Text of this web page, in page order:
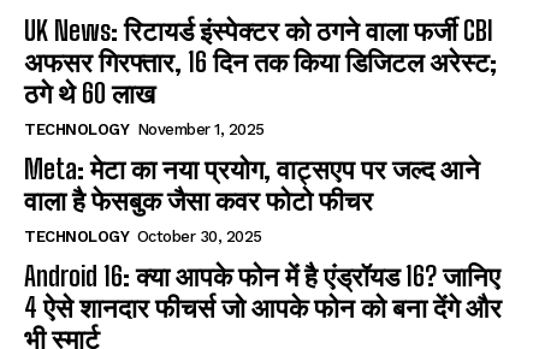
UK News: रिटायर्ड इंस्पेक्टर को ठगने वाला फर्जी CBI
अफसर गिरफ्तार, 16 दिन तक किया डिजिटल अरेस्ट;
ठगे थे 60 लाख
TECHNOLOGY November 1, 2025
Meta: मेटा का नया प्रयोग, वाट्सएप पर जल्द आने
वाला है फेसबुक जैसा कवर फोटो फीचर
TECHNOLOGY October 30, 2025
Android 16: क्या आपके फोन में है एंड्रॉयड 16? जानिए
4 ऐसे शानदार फीचर्स जो आपके फोन को बना देंगे और
भी स्मार्ट